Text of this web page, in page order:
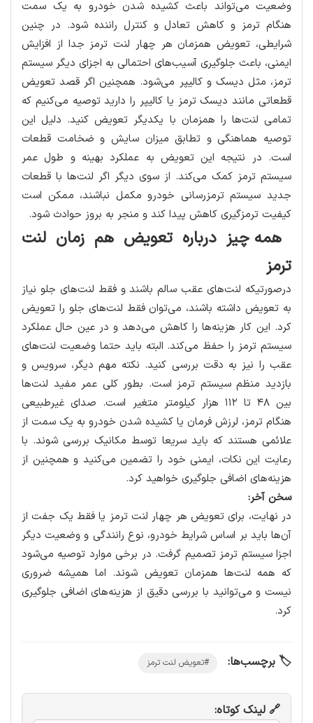
وضعیت می‌تواند باعث کشیده شدن خودرو به یک سمت
هنگام ترمز و کاهش تعادل و کنترل راننده شود. در چنین
شرایطی، تعویض همزمان هر چهار لنت ترمز جدا از افزایش
ایمنی، باعث جلوگیری آسیب‌های احتمالی به اجزای دیگر سیستم
ترمز، مثل دیسک و کالیپر می‌شود. همچنین اگر قصد تعویض
قطعاتی مانند دیسک ترمز یا کالیپر را دارید توصیه می‌کنیم که
تمامی لنت‌ها را همزمان با یکدیگر تعویض کنید. دلیل این
توصیه هماهنگی و تطابق میزان سایش و ضخامت قطعات
است. در نتیجه این تعویض به عملکرد بهینه و طول عمر
سیستم ترمز کمک می‌کند. از سوی دیگر اگر لنت‌ها با قطعات
جدید سیستم ترمزرسانی خودرو مکمل نباشند، ممکن است
کیفیت ترمزگیری کاهش پیدا کند و منجر به بروز حوادث شود.
همه چیز درباره تعویض هم‌ زمان لنت
ترمز
درصورتیکه لنت‌های عقب سالم باشند و فقط لنت‌های جلو نیاز
به تعویض داشته باشند، می‌توان فقط لنت‌های جلو را تعویض
کرد. این کار هزینه‌ها را کاهش می‌دهد و در عین حال عملکرد
سیستم ترمز را حفظ می‌کند. البته باید حتما وضعیت لنت‌های
عقب را نیز به دقت بررسی کنید. نکته مهم دیگر، سرویس و
بازدید منظم سیستم ترمز است. بطور کلی عمر مفید لنت‌ها
بین ۴۸ تا ۱۱۲ هزار کیلومتر متغیر است. صدای غیرطبیعی
هنگام ترمز، لرزش فرمان یا کشیده شدن خودرو به یک سمت از
علائمی هستند که باید سریعا توسط مکانیک بررسی شوند. با
رعایت این نکات، ایمنی خود را تضمین می‌کنید و همچنین از
هزینه‌های اضافی جلوگیری خواهید کرد.
سخن آخر:
در نهایت، برای تعویض هر چهار لنت ترمز یا فقط یک جفت از
آن‌ها باید بر اساس شرایط خودرو، نوع رانندگی و وضعیت دیگر
اجزا سیستم ترمز تصمیم گرفت. در برخی موارد توصیه می‌شود
که همه لنت‌ها همزمان تعویض شوند. اما همیشه ضروری
نیست و می‌توانید با بررسی دقیق از هزینه‌های اضافی جلوگیری
کرد.
🏷️ برچسب‌ها: #تعویض لنت ترمز
🔗 لینک کوتاه: